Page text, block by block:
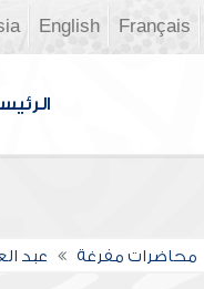
Français
English
محاضرات مفرغة عبد